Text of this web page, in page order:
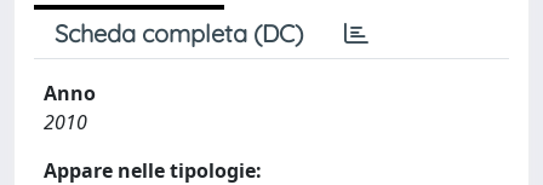
Scheda completa (DC)
Anno
2010
Appare nelle tipologie: